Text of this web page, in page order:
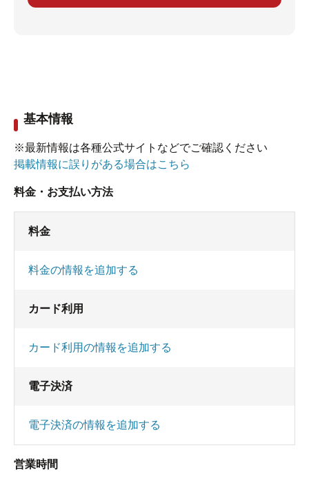
基本情報
※最新情報は各種公式サイトなどでご確認ください
掲載情報に誤りがある場合はこちら
料金・お支払い方法
料金
料金の情報を追加する
カード利用
カード利用の情報を追加する
電子決済
電子決済の情報を追加する
営業時間